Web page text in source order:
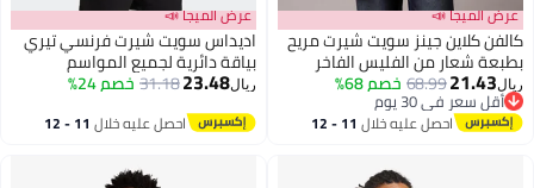
عرض الميجا 📣
كالفن كلاين جينز سويت شيرت مريح
بطبعة شعار من الفليس الفاخر
ريال21.43
68.99خصم 68%
أقل سعر في 30 يوم
أقل سعر في 30 يوماحصل عليه خلال 11 - 12
عرض الميجا 📣
اديداس سويت شيرت فرنسي تيري
بياقة دائرية لجميع المواسم
ريال23.48
31.18خصم 24%
احصل عليه خلال 11 - 12